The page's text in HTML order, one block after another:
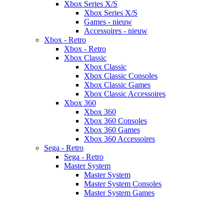
Xbox Series X/S
Xbox Series X/S
Games - nieuw
Accessoires - nieuw
Xbox - Retro
Xbox - Retro
Xbox Classic
Xbox Classic
Xbox Classic Consoles
Xbox Classic Games
Xbox Classic Accessoires
Xbox 360
Xbox 360
Xbox 360 Consoles
Xbox 360 Games
Xbox 360 Accessoires
Sega - Retro
Sega - Retro
Master System
Master System
Master System Consoles
Master System Games